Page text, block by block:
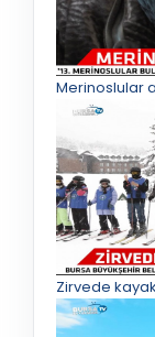
Merinoslular
Zirvede